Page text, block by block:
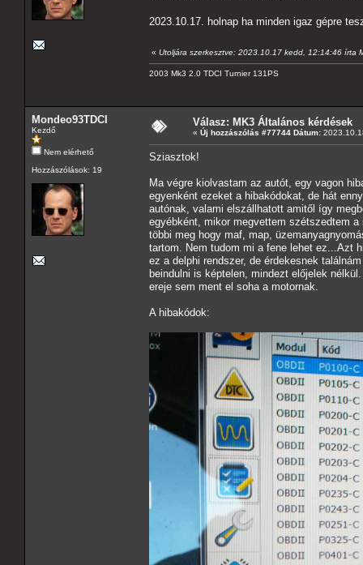
2023.10.17. holnap ha minden igaz gépre
« Utoljára szerkesztve: 2023.10.17 kedd, 12:14:46 írta
2003 Mk3 2.0 TDCI Turnier 131PS
Mondeo93TDCI
Kezdő
Nem elérhető
Hozzászólások: 19
Válasz: MK3 Általános kérdések
« Új hozzászólás #77744 Dátum:
Sziasztok!
Ma végre kiolvastam az autót, egy vagon
egyenként ezeket a hibakódokat, de hát
autónak, valami elszállhatott amitől így
egyébként, mikor megvettem szétszedtem
többi meg hogy maf, map,
tartom. Nem tudom mi a fene lehet ez...Azt
ez a delphi rendszer, de érdekesnek
beindulni is képtelen, mindezt előjelek
ereje sem ment el soha a motornak.
A hibakódok: